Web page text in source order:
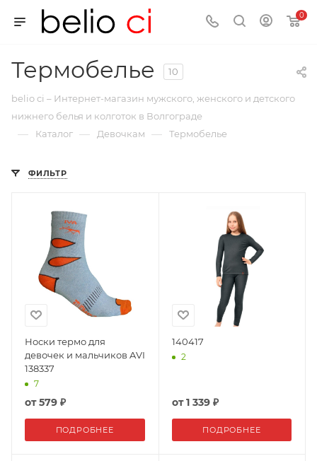
0
Термобелье 10
belio ci – Интернет-магазин мужского, женского и детского
нижнего белья и колготок в Волгограде
— Каталог — Девочкам — Термобелье
ФИЛЬТР
Носки термо для
девочек и мальчиков AVI
138337
7
от579 ₽
ПОДРОБНЕЕ
140417
2
от1 339 ₽
ПОДРОБНЕЕ